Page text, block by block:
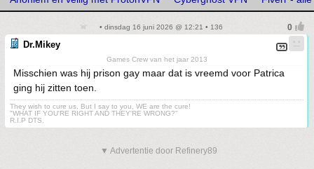
• dinsdag 16 juni 2026 @ 12:21 • 136
Dr.Mikey
Games Crew van het jaar 2013
Misschien was hij prison gay maar dat is vreemd voor Patrica
ging hij zitten toen.
They wish to cure us. But I say to you, WE are the cure!
"WHAT IF YOU'RE RIGHT AND THEY'RE WRONG?"
R.I.P DTS.
▼ Advertentie door Refinery89